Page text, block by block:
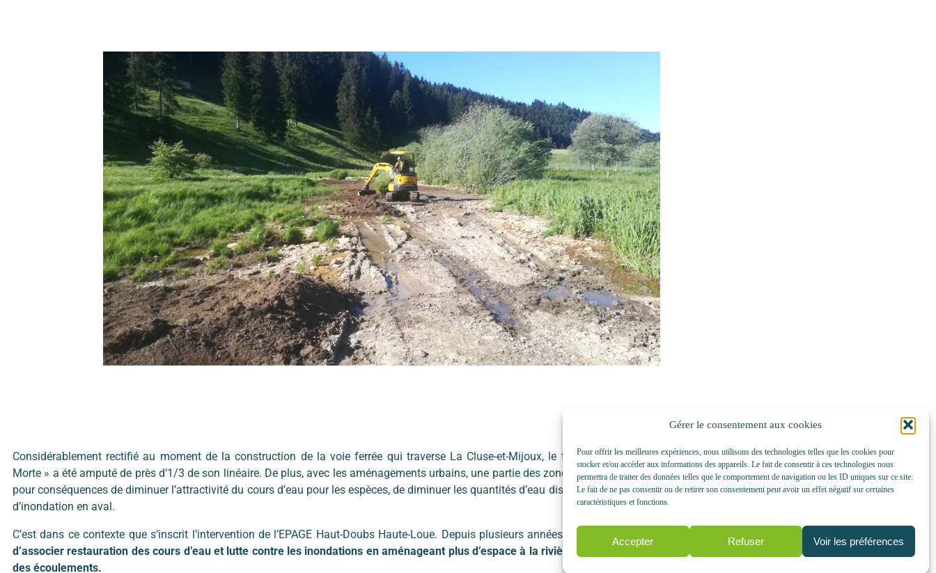
Gérer le consentement aux cookies
Pour offrir les meilleures expériences, nous utilisons des technologies telles que les cookies pour
stocker et/ou accéder aux informations des appareils. Le fait de consentir à ces technologies nous
permettra de traiter des données telles que le comportement de navigation ou les ID uniques sur ce site.
Le fait de ne pas consentir ou de retirer son consentement peut avoir un effet négatif sur certaines
caractéristiques et fonctions.
Accepter Refuser Voir les préférences
Considérablement rectifié au moment de la construction de la voie ferrée qui traverse La Cluse-et-Mijoux, le tracé méandreux du ruisseau de « La
Morte » a été amputé de près d’1/3 de son linéaire. De plus, avec les aménagements urbains, une partie des zones humides a été asséchées. Cela a eu
pour conséquences de diminuer l’attractivité du cours d’eau pour les espèces, de diminuer les quantités d’eau disponibles, tout en augmentant le risque
d’inondation en aval.
C’est dans ce contexte que s’inscrit l’intervention de l’EPAGE Haut-Doubs Haute-Loue. Depuis plusieurs années les travaux menés ont pour
objectifs
d’associer restauration des cours d’eau et lutte contre les inondations en aménageant plus d’espace à la rivière et en permettant le ralentissement
des écoulements.